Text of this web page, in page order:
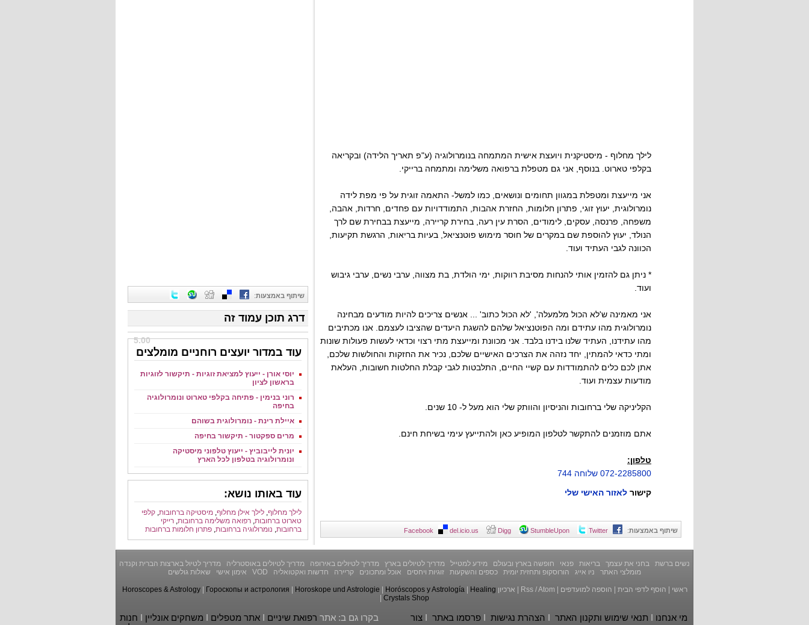
לילך מחלוף - מיסטיקנית ויועצת אישית המתמחה בנומרולוגיה (ע"פ תאריך הלידה) ובקריאה
בקלפי טארוט. בנוסף, אני גם מטפלת ברפואה משלימה ומתמחה ברייקי.
אני מייעצת ומטפלת במגוון תחומים ונושאים, כמו למשל- התאמה זוגית על פי מפת לידה
נומרולוגית, יעוץ זוגי, פתרון חלומות, החזרת אהבות, התמודדויות עם פחדים, חרדות, אהבה,
משפחה, פרנסה, עסקים, לימודים, הסרת עין רעה, בחירת קריירה, מייעצת בבחירת שם לרך
הנולד, יעוץ להוספת שם במקרים של חוסר מימוש פוטנציאל, בעיות בריאות, הרגשת תקיעות,
הכוונה לגבי העתיד ועוד.
* ניתן גם להזמין אותי להנחות מסיבת רווקות, ימי הולדת, בת מצווה, ערבי נשים, ערבי גיבוש
ועוד.
אני מאמינה ש'לא הכול מלמעלה', 'לא הכול כתוב' ... אנשים צריכים להיות מודעים מבחינה
נומרולוגית מהו עתידם ומה הפוטנציאל שלהם להשגת היעדים שהציבו לעצמם. אנו מכתיבים
מהו עתידנו, העתיד שלנו בידנו בלבד. אני מכוונת ומייעצת מתי רצוי וכדאי לעשות פעולות שונות
ומתי כדאי להמתין, יחד נזהה את הצרכים האישיים שלכם, נכיר את החזקות והחולשות שלכם,
אתן לכם כלים להתמודדות עם קשיי החיים, התלבטות לגבי קבלת החלטות חשובות, העלאת
מודעות עצמית ועוד.
הקליניקה שלי ברחובות והניסיון והוותק שלי הוא מעל ל- 10 שנים.
אתם מוזמנים להתקשר לטלפון המופיע כאן ולהתייעץ עימי בשיחת חינם.
טלפון:
072-2285800 שלוחה 744
קישור לאזור האישי שלי
שיתוף באמצעות:
Facebook del.icio.us Digg StumbleUpon Twitter
שיתוף באמצעות:
דרג תוכן עמוד זה
5.00
עוד במדור יועצים רוחניים מומלצים
יוסי אורן - ייעוץ למציאת זוגיות - תיקשור לזוגיות
בראשון לציון
רוני בנימין - פתיחה בקלפי טארוט ונומרולוגיה
בחיפה
איילת רינת - נומרולוגית בשוהם
מרים ספקטור - תיקשור בחיפה
יונית לייבוביץ - ייעוץ טלפוני מיסטיקה
ונומרולוגיה בטלפון לכל הארץ
עוד באותו נושא:
לילך מחלוף, לילך אילן מחלוף, מיסטיקה ברחובות, קלפי
טארוט ברחובות, רפואה משלימה ברחובות, רייקי
ברחובות, נומרולוגיה ברחובות, פתרון חלומות ברחובות
נשים ברשת בחני את עצמך בריאות פנאי חופשה בארץ ובעולם מידע למטייל מדריך לטיולים בארץ מדריך לטיולים באירופה מדריך לטיולים באוסטרליה
מדריך לטיול בארצות הברית וקנדה
מומלצי האתר
ניו אייג הורוסקופ ותחזית יומית כספים והשקעות זוגיות ויחסים אוכל ומתכונים קריירה חדשות ואקטואליה VOD אימון אישי שאלות גולשים
ראשי הוסף לדפי הבית הוספה למועדפים Rss/Atom ארכיון Horoscopes & Astrology| Гороскопы и астрология Horoskope und Astrologie Horóscopos y Astrología|
Healing
Crystals Shop
מי אנחנו תנאי שימוש ותקנון האתר הצהרת נגישות פרסמו באתר
צור
בקרו גם ב: אתר רפואת שיניים אתר מטפלים משחקים אונליין
חנות